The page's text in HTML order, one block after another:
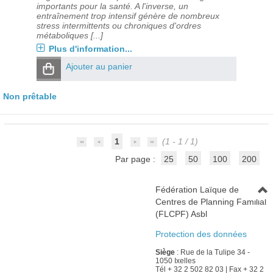
importants pour la santé. A l'inverse, un
entraînement trop intensif génère de nombreux
stress intermittents ou chroniques d'ordres
métaboliques [...]
Plus d'information...
Ajouter au panier
Non prêtable
1
(1 - 1 / 1)
Par page :
25 50 100 200
Fédération Laïque de
Centres de Planning Familial
(FLCPF) Asbl
Protection des données
Siège: Rue de la Tulipe 34 -
1050 Ixelles
Tél + 32 2 502 82 03 | Fax + 32 2